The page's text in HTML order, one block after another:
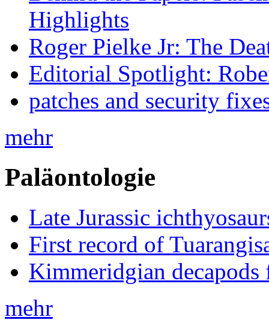
Highlights
Roger Pielke Jr: The
Editorial Spotlight:
patches and security
mehr
Paläontologie
Late Jurassic
First record of
Kimmeridgian
mehr